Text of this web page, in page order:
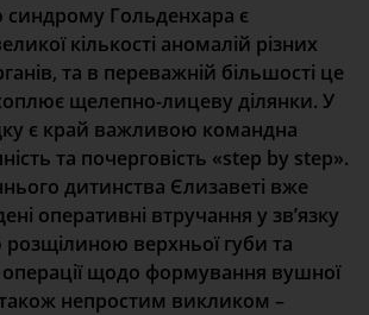
синдрому Гольденхара є
кількості аномалій різних
та в переважній більшості це
щелепно-лицеву ділянки. У
є край важливою командна
та почерговість «step by step».
дитинства Єлизаветі вже
оперативні втручання у звʼязку
розщілиною верхньої губи та
операції щодо формування вушної
непростим викликом –